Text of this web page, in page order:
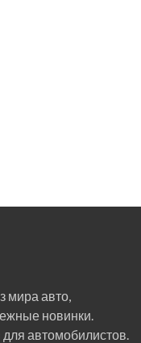
мира авто,
новинки.
автомобилистов.